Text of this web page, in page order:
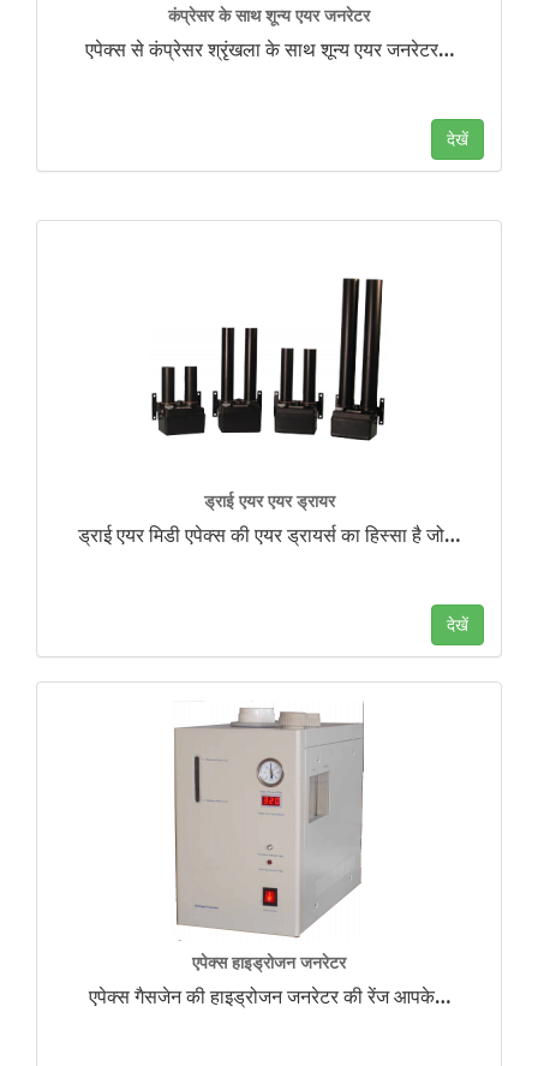
कंप्रेसर के साथ शून्य एयर जनरेटर
एपेक्स से कंप्रेसर श्रृंखला के साथ शून्य एयर जनरेटर…
देखें
ड्राई एयर एयर ड्रायर
ड्राई एयर मिडी एपेक्स की एयर ड्रायर्स का हिस्सा है जो…
देखें
एपेक्स हाइड्रोजन जनरेटर
एपेक्स गैसजेन की हाइड्रोजन जनरेटर की रेंज आपके…